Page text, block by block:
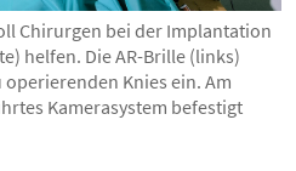
Chirurgen bei der Implantation
helfen. Die AR-Brille (links)
Knies ein. Am
Kamerasystem befestigt